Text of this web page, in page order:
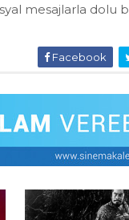
mesajlarla dolu
Facebook